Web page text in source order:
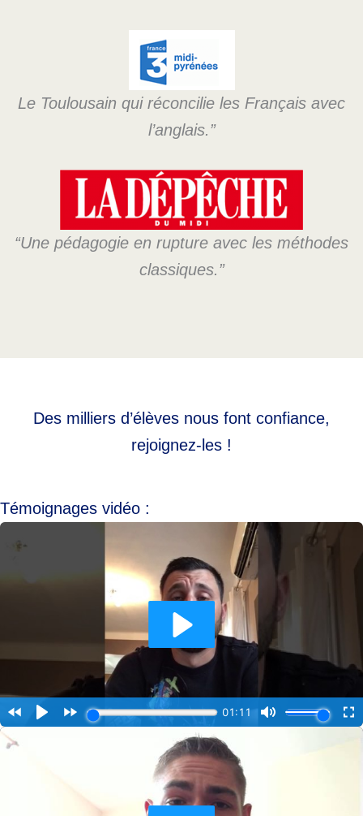
Le Toulousain qui réconcilie les Français avec
l’anglais.”
“Une pédagogie en rupture avec les méthodes
classiques.”
Des milliers d’élèves nous font confiance,
rejoignez-les !
Témoignages vidéo :